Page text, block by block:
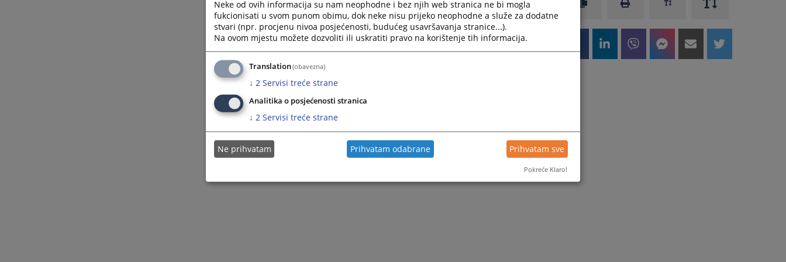
Neke od ovih informacija su nam neophodne i bez njih web stranica ne bi mogla
fukcionisati u svom punom obimu, dok neke nisu prijeko neophodne a služe za dodatne
stvari (npr. procjenu nivoa posjećenosti, budućeg usavršavanja stranice...).
Na ovom mjestu možete dozvoliti ili uskratiti pravo na korištenje tih informacija.
Translation(obavezna)
↓ 2 Servisi treće strane
Analitika o posjećenosti stranica
↓ 2 Servisi treće strane
Ne prihvatam Prihvatam odabrane Prihvatam sve
Pokreće Klaro!